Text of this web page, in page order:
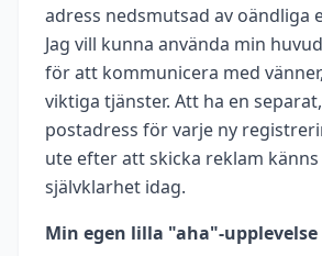
adress nedsmutsad av oändliga
Jag vill kunna använda min
för att kommunicera med
viktiga tjänster. Att ha en
postadress för varje ny
ute efter att skicka reklam känns
självklarhet idag.
Min egen lilla "aha"-upplevelse